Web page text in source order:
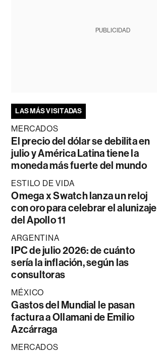
PUBLICIDAD
LAS MÁS VISITADAS
MERCADOS
El precio del dólar se debilita en
julio y América Latina tiene la
moneda más fuerte del mundo
ESTILO DE VIDA
Omega x Swatch lanza un reloj
con oro para celebrar el alunizaje
del Apollo 11
ARGENTINA
IPC de julio 2026: de cuánto
sería la inflación, según las
consultoras
MÉXICO
Gastos del Mundial le pasan
factura a Ollamani de Emilio
Azcárraga
MERCADOS